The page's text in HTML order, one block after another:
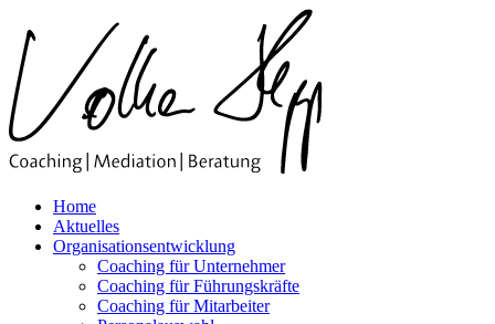
content
Home
Aktuelles
Organisationsentwicklung
Coaching für Unternehmer
Coaching für Führungskräfte
Coaching für Mitarbeiter